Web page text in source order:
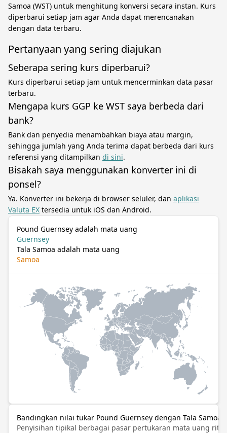
Samoa (WST) untuk menghitung konversi secara instan. Kurs
diperbarui setiap jam agar Anda dapat merencanakan
dengan data terbaru.
Pertanyaan yang sering diajukan
Seberapa sering kurs diperbarui?
Kurs diperbarui setiap jam untuk mencerminkan data pasar
terbaru.
Mengapa kurs GGP ke WST saya berbeda dari
bank?
Bank dan penyedia menambahkan biaya atau margin,
sehingga jumlah yang Anda terima dapat berbeda dari kurs
referensi yang ditampilkan di sini.
Bisakah saya menggunakan konverter ini di
ponsel?
Ya. Konverter ini bekerja di browser seluler, dan aplikasi
Valuta EX tersedia untuk iOS dan Android.
Pound Guernsey adalah mata uang
Guernsey
Tala Samoa adalah mata uang
Samoa
Bandingkan nilai tukar Pound Guernsey dengan Tala Samoa
Penyisihan tipikal berbagai pasar pertukaran mata uang ritel